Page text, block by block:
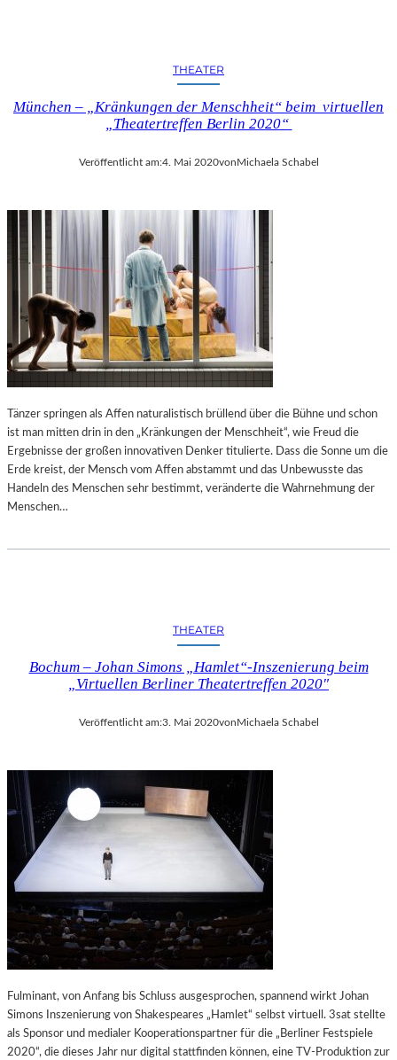
T
“
M
R
N
S
B
L
E
THEATER
München – „Kränkungen der Menschheit“ beim virtuellen
„Theatertreffen Berlin 2020“
Veröffentlicht am:4. Mai 2020vonMichaela Schabel
Tänzer springen als Affen naturalistisch brüllend über die Bühne und schon
ist man mitten drin in den „Kränkungen der Menschheit“, wie Freud die
Ergebnisse der großen innovativen Denker titulierte. Dass die Sonne um die
Erde kreist, der Mensch vom Affen abstammt und das Unbewusste das
Handeln des Menschen sehr bestimmt, veränderte die Wahrnehmung der
Menschen…
THEATER
Bochum – Johan Simons „Hamlet“-Inszenierung beim
„Virtuellen Berliner Theatertreffen 2020″
Veröffentlicht am:3. Mai 2020vonMichaela Schabel
Fulminant, von Anfang bis Schluss ausgesprochen, spannend wirkt Johan
Simons Inszenierung von Shakespeares „Hamlet“ selbst virtuell. 3sat stellte
als Sponsor und medialer Kooperationspartner für die „Berliner Festspiele
2020“, die dieses Jahr nur digital stattfinden können, eine TV-Produktion zur